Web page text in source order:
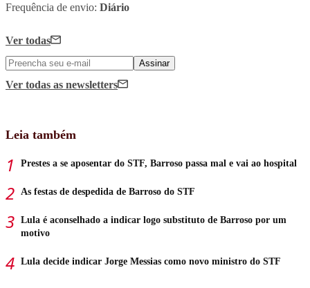
Frequência de envio: Diário
Ver todas
Assinar
Ver todas as newsletters
Leia também
Prestes a se aposentar do STF, Barroso passa mal e vai ao hospital
As festas de despedida de Barroso do STF
Lula é aconselhado a indicar logo substituto de Barroso por um
motivo
Lula decide indicar Jorge Messias como novo ministro do STF